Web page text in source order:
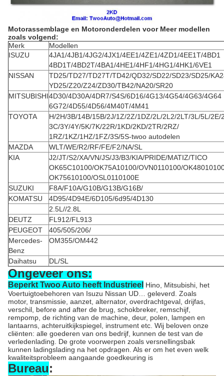
Motorassemblage en Motoronderdelen voor Meer modellen
zoals volgend:
Merk
Modellen
ISUZU
4JA1/4JB1/4JG2/4JX1/4EE1/4ZE1/4ZD1/4EE1T/4BD1
4BD1T/4BD2T/4BA1/4HE1/4HF1/4HG1/4HK1/6VE1
NISSAN
TD25/TD27/TD27T/TD42/QD32/SD22/SD23/SD25/
YD25/Z20/Z24/ZD30/TB42/NA20/SR20
MITSUBISHI4D30/4D30A/4DR7/S4S/6D16/4G13/4G54/4G63/4G64
6G72/4D55/4D56/4M40T/4M41
TOYOTA
H/2H/3B/14B/15B/2J/1Z/2Z/1DZ/2L/2L2/2LT/3L/5L/2E/
3C/3Y/4Y/5K/7K/22R/1KD/2KD/2TR/2RZ/
1RZ/1KZ/1HZ/1FZ/3S/5S-twoo autodelen
MAZDA
WLT/WE/R2/RF/FE/F2/NA/SL
KIA
J2/JT/S2/XA/VN/JS/J3/B3/KIA/PRIDE/MATIZ/TICO
OK65C10100/OK75A10100/OVN0110100/
OK75610100/OSL0110100E
SUZUKI
F8A/F10A/G10B/G13B/G16B/
KOMATSU
4D95/4D94E/6D105/6d95/4D130
2.5L//2.8L
DEUTZ
FL912/FL913
PEUGEOT
405/505/206/
Mercedes-
Benz
OM355/OM442
Daihatsu DL/SL
Ongeveer ons:
Beperkt Twoo Auto heeft Industrieel Hino, Mitsubishi, het
Voertuigtoebehoren van Isuzu Nissan UD… geleverd. Zoals
motor, transmissie, aanzet, alternator, overdrachtgeval, drijfas,
verschil, before and after de brug, schokbreker, remschijf,
rempomp, de richting van de machine, deur, polen, lampen en
lantaarns, achteruitkijkspiegel, instrument etc. Wij beloven onze
cliënten: alle goederen van ons bedrijf, kunnen de test van de
verledenlading. De grote voorwerpen zoals versnellingsbak
kunnen ladingslading na het opdragen. Als er om het even welk
kwaliteitsprobleem aangaande goedkeuring is
Bureau: